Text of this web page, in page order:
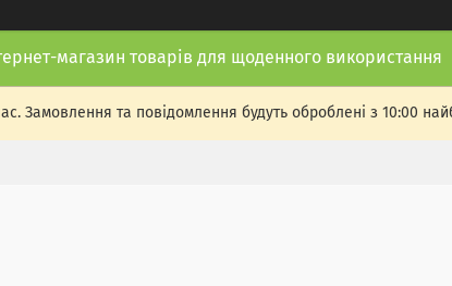
магазин товарів для щоденного використання
Замовлення та повідомлення будуть оброблені з 10:00